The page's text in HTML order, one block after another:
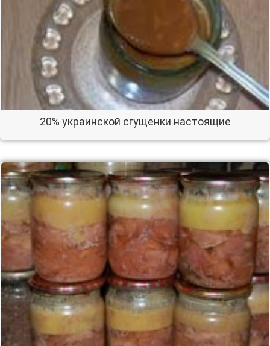
20% украинской сгущенки настоящие